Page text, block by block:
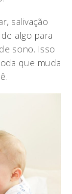
salivação
algo para
sono. Isso
que muda